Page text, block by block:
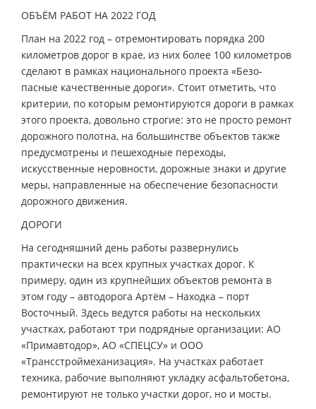
ОБЪЁМ РАБОТ НА 2022 ГОД
План на 2022 год – отремонтировать порядка 200
километров дорог в крае, из них более 100 километров
сделают в рамках национального проекта «Безо-
пасные качественные дороги». Стоит отметить, что
критерии, по которым ремонтируются дороги в рамках
этого проекта, довольно строгие: это не просто ремонт
дорожного полотна, на большинстве объектов также
предусмотрены и пешеходные переходы,
искусственные неровности, дорожные знаки и другие
меры, направленные на обеспечение безопасности
дорожного движения.
ДОРОГИ
На сегодняшний день работы развернулись
практически на всех крупных участках дорог. К
примеру, один из крупнейших объектов ремонта в
этом году – автодорога Артём – Находка – порт
Восточный. Здесь ведутся работы на нескольких
участках, работают три подрядные организации: АО
«Примавтодор», АО «СПЕЦСУ» и ООО
«Трансстроймеханизация». На участках работает
техника, рабочие выполняют укладку асфальтобетона,
ремонтируют не только участки дорог, но и мосты.